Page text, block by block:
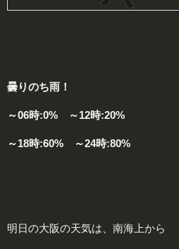
曇りのち雨！
～06時:0% ～12時:20%
～18時:60% ～24時:80%
明日の大阪の天気は、南海上から